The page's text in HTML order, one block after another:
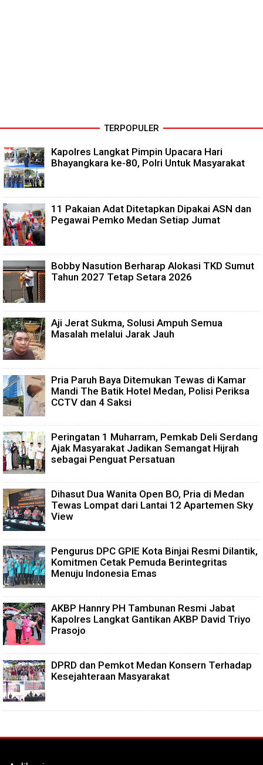
TERPOPULER
Kapolres Langkat Pimpin Upacara Hari
Bhayangkara ke-80, Polri Untuk Masyarakat
11 Pakaian Adat Ditetapkan Dipakai ASN dan
Pegawai Pemko Medan Setiap Jumat
Bobby Nasution Berharap Alokasi TKD Sumut
Tahun 2027 Tetap Setara 2026
Aji Jerat Sukma, Solusi Ampuh Semua
Masalah melalui Jarak Jauh
Pria Paruh Baya Ditemukan Tewas di Kamar
Mandi The Batik Hotel Medan, Polisi Periksa
CCTV dan 4 Saksi
Peringatan 1 Muharram, Pemkab Deli Serdang
Ajak Masyarakat Jadikan Semangat Hijrah
sebagai Penguat Persatuan
Dihasut Dua Wanita Open BO, Pria di Medan
Tewas Lompat dari Lantai 12 Apartemen Sky
View
Pengurus DPC GPIE Kota Binjai Resmi Dilantik,
Komitmen Cetak Pemuda Berintegritas
Menuju Indonesia Emas
AKBP Hannry PH Tambunan Resmi Jabat
Kapolres Langkat Gantikan AKBP David Triyo
Prasojo
DPRD dan Pemkot Medan Konsern Terhadap
Kesejahteraan Masyarakat